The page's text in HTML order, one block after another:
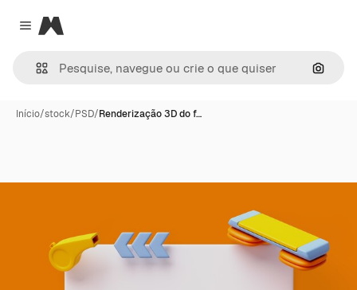
Close menu
Magnific
Início/stock/PSD/Renderização 3D do f…